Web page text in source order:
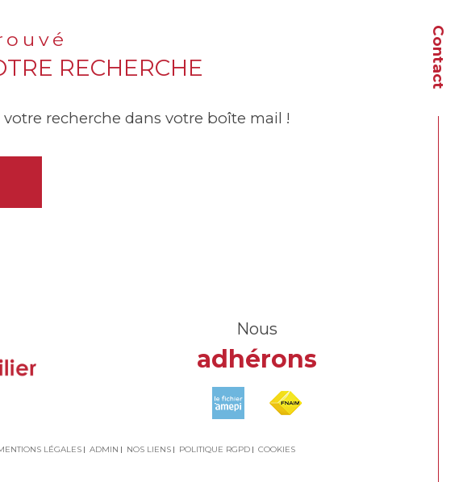
Contact
RECHERCHE
recherche dans votre boîte mail !
Nous
adhérons
LÉGALES ADMIN NOS LIENS POLITIQUE RGPD COOKIES